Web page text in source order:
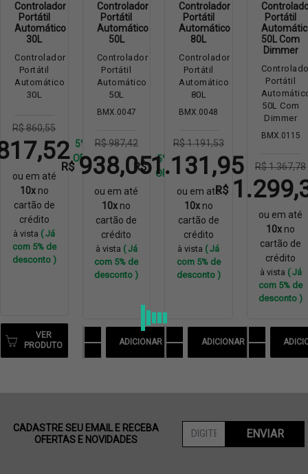
Controlador
Portátil
Automático
30L
Controlador
Portátil
Automático
30L
R$ 860,55
5%
OFF
ou em até
10xno
cartão de
crédito
à vista ( Já
com 5% de
desconto )
VER
PRODUTO
Controlador
Portátil
Automático
50L
Controlador
Portátil
Automático
50L
BMX.0047
R$ 987,42
R$ 938,05 5%
OFF
ou em até
10x no
cartão de
crédito
à vista ( Já
com 5% de
desconto )
ADICIONAR
Controlador
Portátil
Automático
80L
Controlador
Portátil
Automático
80L
BMX.0048
R$ 1.191,53
R$ 1.131,95
OFF
ou em até
10xno
cartão de
crédito
à vista ( Já
com 5% de
desconto )
ADICIONAR
Portátil
50L Com
Dimmer
Portátil
50L Com
Dimmer
BMX.0115
R$ 1.367,78
R$
ou em até
10x no
cartão de
crédito
à vista ( Já
com 5% de
desconto )
CADASTRE SEU EMAIL E RECEBA
OFERTAS E NOVIDADES
ENVIAR